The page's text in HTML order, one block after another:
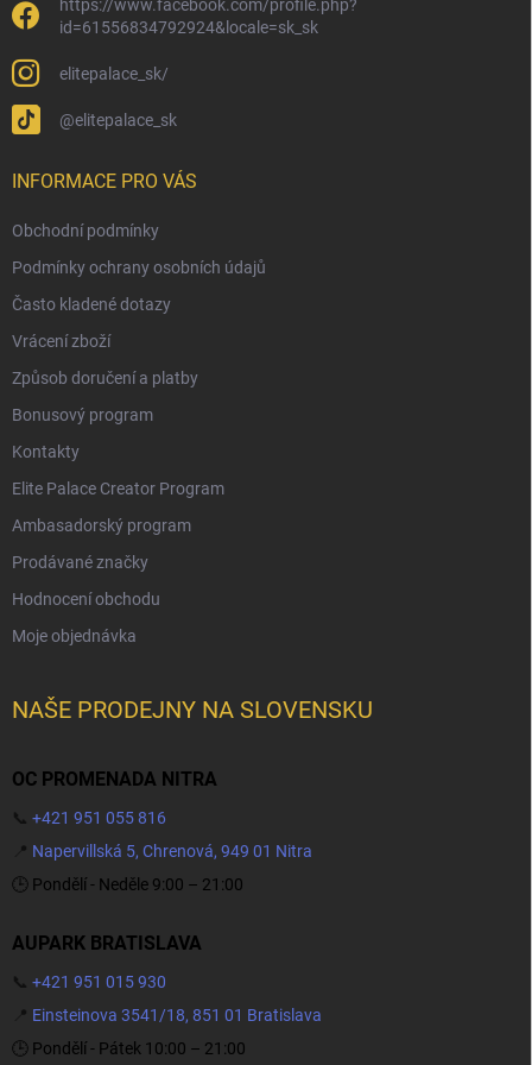
https://www.facebook.com/profile.php?
id=61556834792924&locale=sk_sk
elitepalace_sk/
@elitepalace_sk
INFORMACE PRO VÁS
Obchodní podmínky
Podmínky ochrany osobních údajů
Často kladené dotazy
Vrácení zboží
Způsob doručení a platby
Bonusový program
Kontakty
Elite Palace Creator Program
Ambasadorský program
Prodávané značky
Hodnocení obchodu
Moje objednávka
NAŠE PRODEJNY NA SLOVENSKU
OC PROMENADA NITRA
📞 +421 951 055 816
📍 Napervillská 5, Chrenová, 949 01 Nitra
🕒 Pondělí - Neděle 9:00 – 21:00
AUPARK BRATISLAVA
📞 +421 951 015 930
📍 Einsteinova 3541/18, 851 01 Bratislava
🕒 Pondělí - Pátek 10:00 – 21:00